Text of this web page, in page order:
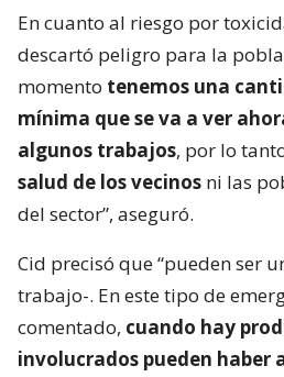
En cuanto al riesgo por
descartó peligro para la
momento tenemos una
mínima que se va a ver
algunos trabajos, por lo
salud de los vecinos ni las
del sector”, aseguró.
Cid precisó que “pueden ser
trabajo-. En este tipo de
comentado, cuando hay
involucrados pueden haber